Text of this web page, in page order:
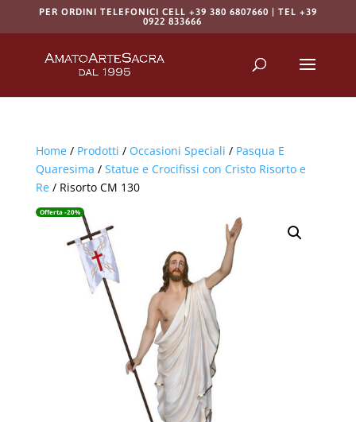
PER ORDINI TELEFONICI CELL +39 380 6807660 | TEL +39
0922 833666
Home/ Prodotti / Occasioni Speciali / Pasqua E
Quaresima / Statue e Crocifissi con Cristo Risorto e
Re/ Risorto CM 130
Offerta -20%